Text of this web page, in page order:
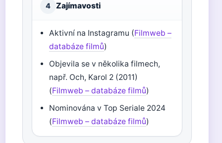
4 Zajímavosti
Aktivní na Instagramu (Filmweb –
databáze filmů)
Objevila se v několika filmech,
např. Och, Karol 2 (2011)
(Filmweb – databáze filmů)
Nominována v Top Seriale 2024
(Filmweb – databáze filmů)